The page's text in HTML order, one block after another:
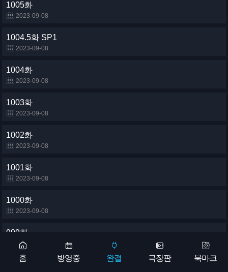
1005화
2023-09-08
1004.5화 SP1
2023-09-08
1004화
2023-09-08
1003화
2023-09-08
1002화
2023-09-08
1001화
2023-09-08
1000화
2023-09-08
999화
2023-09-08
998화
홈 방영중 완결 극장판 북마크